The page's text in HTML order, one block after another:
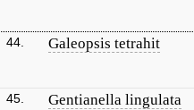
44. Galeopsis tetrahit
45. Gentianella lingulata